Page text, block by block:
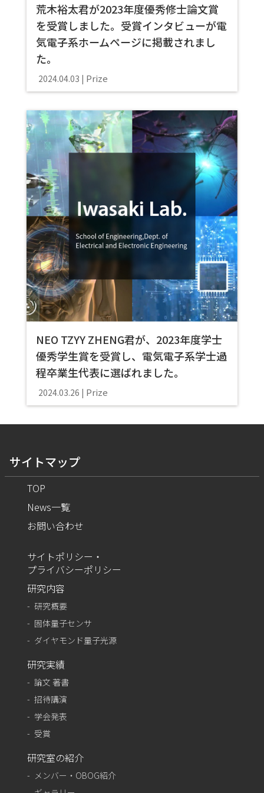
荒木裕太君が2023年度優秀修士論文賞
を受賞しました。受賞インタビューが電
気電子系ホームページに掲載されまし
た。
2024.04.03 Prize
NEO TZYY ZHENG君が、2023年度学士
優秀学生賞を受賞し、電気電子系学士過
程卒業生代表に選ばれました。
2024.03.26 Prize
サイトマップ
TOP
News一覧
お問い合わせ
サイトポリシー・
プライバシーポリシー
研究内容
研究概要
固体量子センサ
ダイヤモンド量子光源
研究実績
論文 著書
招待講演
学会発表
受賞
研究室の紹介
メンバー・OBOG紹介